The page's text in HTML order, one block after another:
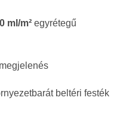
ml/m²egyrétegű
beltéri festék